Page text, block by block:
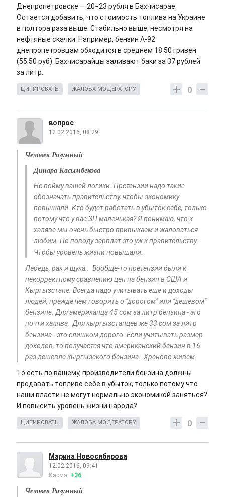
Днепропетровске — 20−23 рубля в Бахчисарае.
Остается добавить, что стоимость топлива на Украине
в полтора раза выше. Стабильно выше, несмотря на
нефтяные скачки. Например, бензин А-92
днепропетровцам обходится в среднем 18.50 гривен
(55.50 руб). Бахчисарайцы заливают баки за 37 рублей
за литр.
0
ЦИТИРОВАТЬ ЖАЛОБА МОДЕРАТОРУ
вопрос
12.02.2016, 08:29
Человек Разумный
Динара Касымбекова
Не пойму вашей логики. Претензии надо такие
обозначать правительству, чтобы экономику
повышали. Кто будет работать в убыток себе, только
потому что у вас ЗП маленькая? Я понимаю, что к
халяве мы очень быстро привыкаем и жаловаться
любим. По поводу зарплат это уж к правительству.
Чтобы уровень жизни повышали.
Лебедь, рак и щука.. Вообще-то претензии были к
некорректному сравнению цен на бензин в США и
Кыргызстане. Всегда надо учитывать еще и доходы
людей, прежде чем говорить о "дорогом" или "дешевом"
бензине. Для американца 45 сом за литр бензина - это
почти халява, Для кыргызстанцев же 33 сом за литр
бензина - это слишком дорого. Если учитывать размер
доходов, то получается что американский бензин в 16
раз дешевле кыргызского бензина. Хреново живем.
То есть по вашему, производители бензина должны
продавать топливо себе в убыток, только потому что
наши власти не могут нормально экономикой заняться?
И повысить уровень жизни народа?
0
ЦИТИРОВАТЬ ЖАЛОБА МОДЕРАТОРУ
Марина Новосибирова
12.02.2016, 09:41
Карма: +36
Человек Разумный